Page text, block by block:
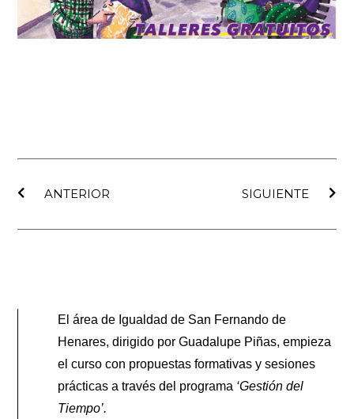
ANTERIOR
SIGUIENTE
El área de Igualdad de San Fernando de
Henares, dirigido por Guadalupe Piñas, empieza
el curso con propuestas formativas y sesiones
prácticas a través del programa ‘Gestión del
Tiempo’.